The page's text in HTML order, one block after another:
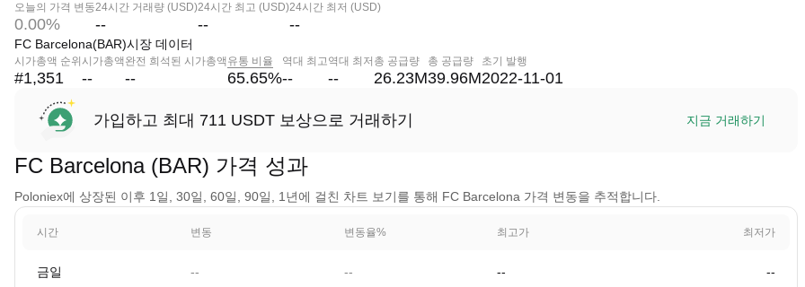
오늘의 가격 변동
0.00%
24시간 거래량 (USD)
--
24시간 최고 (USD)
--
24시간 최저 (USD)
--
FC Barcelona(BAR)시장 데이터
시가총액 순위
#1,351
시가총액
--
완전 희석된 시가총액
--
유통 비율
65.65%
역대 최고
--
역대 최저
--
총 공급량
26.23M
총 공급량
39.96M
초기 발행
2022-11-01
가입하고 최대 711 USDT 보상으로 거래하기 지금 거래하기
FC Barcelona (BAR) 가격 성과
Poloniex에 상장된 이후 1일, 30일, 60일, 90일, 1년에 걸친 차트 보기를 통해 FC Barcelona 가격 변동을 추적합니다.
시간 변동 변동율% 최고가 최저가
금일 -- -- -- --